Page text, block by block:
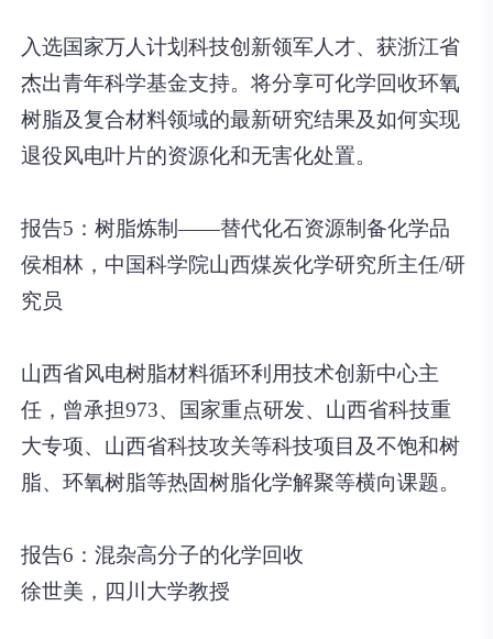
入选国家万人计划科技创新领军人才、获浙江省
杰出青年科学基金支持。将分享可化学回收环氧
树脂及复合材料领域的最新研究结果及如何实现
退役风电叶片的资源化和无害化处置。
报告5：树脂炼制——替代化石资源制备化学品
侯相林，中国科学院山西煤炭化学研究所主任/研
究员
山西省风电树脂材料循环利用技术创新中心主
任，曾承担973、国家重点研发、山西省科技重
大专项、山西省科技攻关等科技项目及不饱和树
脂、环氧树脂等热固树脂化学解聚等横向课题。
报告6：混杂高分子的化学回收
徐世美，四川大学教授